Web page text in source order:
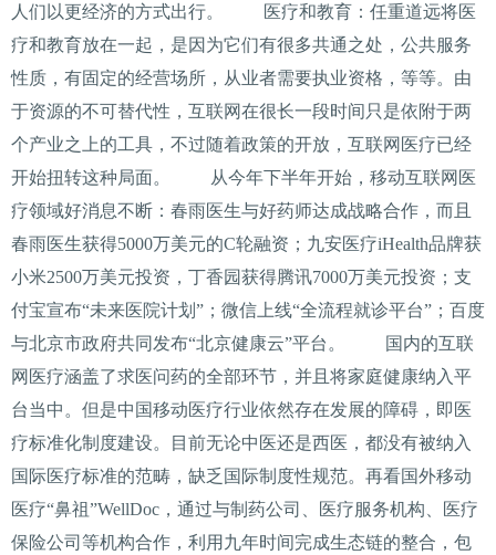
人们以更经济的方式出行。 医疗和教育：任重道远将医
疗和教育放在一起，是因为它们有很多共通之处，公共服务
性质，有固定的经营场所，从业者需要执业资格，等等。由
于资源的不可替代性，互联网在很长一段时间只是依附于两
个产业之上的工具，不过随着政策的开放，互联网医疗已经
开始扭转这种局面。 从今年下半年开始，移动互联网医
疗领域好消息不断：春雨医生与好药师达成战略合作，而且
春雨医生获得5000万美元的C轮融资；九安医疗iHealth品牌获
小米2500万美元投资，丁香园获得腾讯7000万美元投资；支
付宝宣布“未来医院计划”；微信上线“全流程就诊平台”；百度
与北京市政府共同发布“北京健康云”平台。 国内的互联
网医疗涵盖了求医问药的全部环节，并且将家庭健康纳入平
台当中。但是中国移动医疗行业依然存在发展的障碍，即医
疗标准化制度建设。目前无论中医还是西医，都没有被纳入
国际医疗标准的范畴，缺乏国际制度性规范。再看国外移动
医疗“鼻祖”WellDoc，通过与制药公司、医疗服务机构、医疗
保险公司等机构合作，利用九年时间完成生态链的整合，包